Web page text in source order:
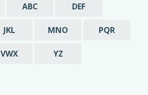
ABC DEF
JKL MNO PQR
VWX YZ